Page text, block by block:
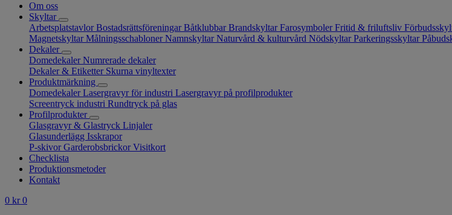
Om oss
Skyltar
ArbetsplatstavlorBostadsrättsföreningarBåtklubbarBrandskyltarFarosymbolerFritid & friluftsliv
MagnetskyltarMålningsschablonerNamnskyltarNaturvård & kulturvård NödskyltarParkeringsskyltar
Dekaler
DomedekalerNumrerade dekaler
Dekaler & Etiketter Skurna vinyltexter
Produktmärkning
DomedekalerLasergravyr för industri Lasergravyr på profilprodukter
Screentryck industri Rundtryck på glas
Profilprodukter
Glasgravyr & Glastryck Linjaler
Glasunderlägg Isskrapor
P-skivorGarderobsbrickorVisitkort
Checklista
Produktionsmetoder
Kontakt
0 kr 0